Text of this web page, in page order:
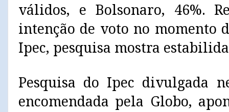
válidos, e Bolsonaro, 46%.
intenção de voto no momento
Ipec, pesquisa mostra
Pesquisa do Ipec divulgada
encomendada pela Globo,